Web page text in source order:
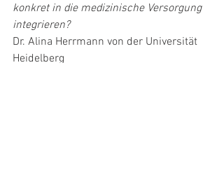
konkret in die medizinische Versorgung
integrieren?
Dr. Alina Herrmann von der Universität
Heidelberg